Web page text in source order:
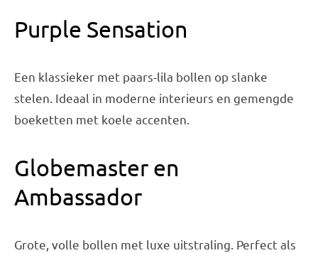
Purple Sensation
Een klassieker met paars-lila bollen op slanke
stelen. Ideaal in moderne interieurs en gemengde
boeketten met koele accenten.
Globemaster en
Ambassador
Grote, volle bollen met luxe uitstraling. Perfect als